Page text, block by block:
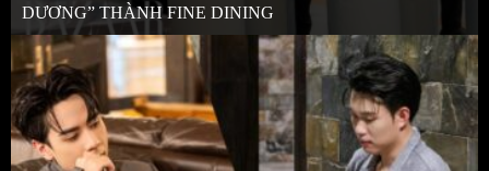
DƯƠNG” THÀNH FINE DINING